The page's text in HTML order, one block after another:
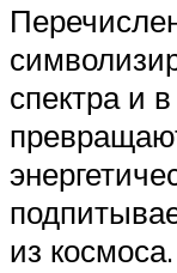
спектра и
из